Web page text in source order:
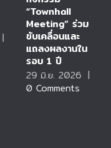
|
“Townhall
Meeting” ร่วม
ขับเคลื่อนและ
แถลงผลงานใน
รอบ 1 ปี
29 มิ.ย. 2026 |
0 Comments